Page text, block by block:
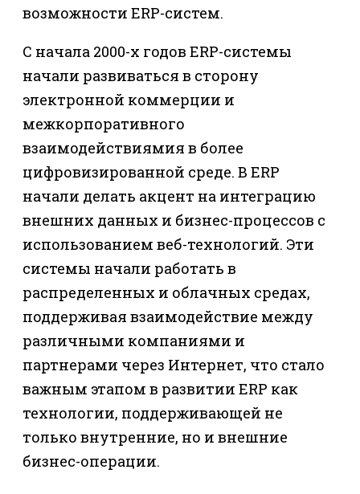
возможности ERP-систем.
С начала 2000-х годов ERP-системы
начали развиваться в сторону
электронной коммерции и
межкорпоративного
взаимодействиямия в более
цифровизированной среде. В ERP
начали делать акцент на интеграцию
внешних данных и бизнес-процессов с
использованием веб-технологий. Эти
системы начали работать в
распределенных и облачных средах,
поддерживая взаимодействие между
различными компаниями и
партнерами через Интернет, что стало
важным этапом в развитии ERP как
технологии, поддерживающей не
только внутренние, но и внешние
бизнес-операции.